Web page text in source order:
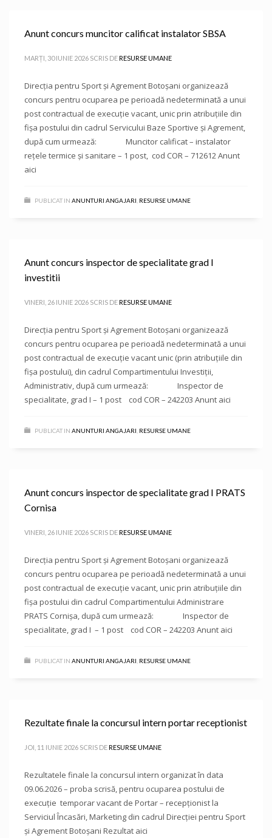
Anunt concurs muncitor calificat instalator SBSA
MARȚI, 30 IUNIE 2026 SCRIS DERESURSE UMANE
Direcţia pentru Sport și Agrement Botoşani organizează
concurs pentru ocuparea pe perioadă nedeterminată a unui
post contractual de execuție vacant, unic prin atribuțiile din
fișa postului din cadrul Servicului Baze Sportive și Agrement,
după cum urmează: Muncitor calificat – instalator
rețele termice și sanitare – 1 post, cod COR – 712612 Anunt
aici
PUBLICAT IN ANUNTURI ANGAJARI RESURSE UMANE
Anunt concurs inspector de specialitate grad I
investitii
VINERI, 26 IUNIE 2026 SCRIS DERESURSE UMANE
Direcţia pentru Sport și Agrement Botoşani organizează
concurs pentru ocuparea pe perioadă nedeterminată a unui
post contractual de execuție vacant unic (prin atribuțiile din
fișa postului), din cadrul Compartimentului Investiții,
Administrativ, după cum urmează: Inspector de
specialitate, grad I – 1 post cod COR – 242203 Anunt aici
PUBLICAT IN ANUNTURI ANGAJARI RESURSE UMANE
Anunt concurs inspector de specialitate grad I PRATS
Cornisa
VINERI, 26 IUNIE 2026 SCRIS DERESURSE UMANE
Direcţia pentru Sport și Agrement Botoşani organizează
concurs pentru ocuparea pe perioadă nedeterminată a unui
post contractual de execuție vacant, unic prin atribuțiile din
fișa postului din cadrul Compartimentului Administrare
PRATS Cornișa, după cum urmează: Inspector de
specialitate, grad I – 1 post cod COR – 242203 Anunt aici
PUBLICAT IN ANUNTURI ANGAJARI RESURSE UMANE
Rezultate finale la concursul intern portar receptionist
JOI, 11 IUNIE 2026 SCRIS DERESURSE UMANE
Rezultatele finale la concursul intern organizat în data
09.06.2026 – proba scrisă, pentru ocuparea postului de
execuție temporar vacant de Portar – recepționist la
Serviciul Încasări, Marketing din cadrul Direcției pentru Sport
și Agrement Botoșani Rezultat aici